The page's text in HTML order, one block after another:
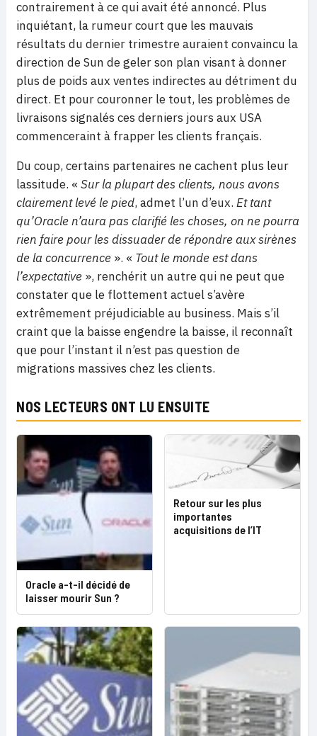
contrairement à ce qui avait été annoncé. Plus
inquiétant, la rumeur court que les mauvais
résultats du dernier trimestre auraient convaincu la
direction de Sun de geler son plan visant à donner
plus de poids aux ventes indirectes au détriment du
direct. Et pour couronner le tout, les problèmes de
livraisons signalés ces derniers jours aux USA
commenceraint à frapper les clients français.
Du coup, certains partenaires ne cachent plus leur
lassitude. « Sur la plupart des clients, nous avons
clairement levé le pied, admet l’un d’eux. Et tant
qu’Oracle n’aura pas clarifié les choses, on ne pourra
rien faire pour les dissuader de répondre aux sirènes
de la concurrence ». « Tout le monde est dans
l’expectative », renchérit un autre qui ne peut que
constater que le flottement actuel s’avère
extrêmement préjudiciable au business. Mais s’il
craint que la baisse engendre la baisse, il reconnaît
que pour l’instant il n’est pas question de
migrations massives chez les clients.
NOS LECTEURS ONT LU ENSUITE
Oracle a-t-il décidé de
laisser mourir Sun ?
Retour sur les plus
importantes
acquisitions de l’IT